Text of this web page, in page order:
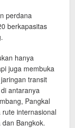
perdana
berkapasitas
hanya
juga membuka
transit
antaranya
Pangkal
internasional
Bangkok.